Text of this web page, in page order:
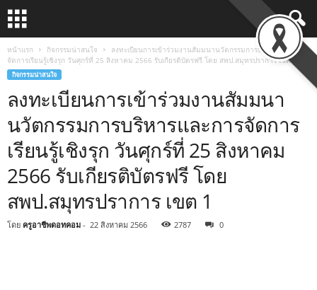
หน้าแรก กิจกรรมน่าสนใจ
ลงทะเบียนการเข้าร่วมงานสัมมนานวัตกรรมการบริหารและการ
จัดการเรียนรู้เชิงรุก วันศุกร์ที่ 25 สิงหาคม 2566 รับเกียรติบัตรฟรี โดย สพป.สมุทรปราการ เขต 1
กิจกรรมน่าสนใจ
ลงทะเบียนการเข้าร่วมงานสัมมนา
นวัตกรรมการบริหารและการจัดการ
เรียนรู้เชิงรุก วันศุกร์ที่ 25 สิงหาคม
2566 รับเกียรติบัตรฟรี โดย
สพป.สมุทรปราการ เขต 1
โดย ครูอาชีพดอทคอม - 22 สิงหาคม 2566 2787 0